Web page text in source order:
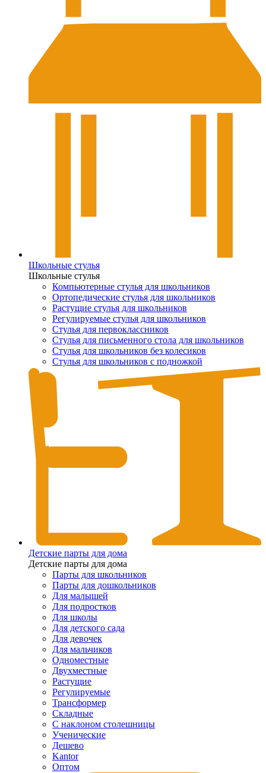
Школьные стулья
Школьные стулья
Компьютерные стулья для школьников
Ортопедические стулья для школьников
Растущие стулья для школьников
Регулируемые стулья для школьников
Стулья для первоклассников
Стулья для письменного стола для школьников
Стулья для школьников без колесиков
Стулья для школьников с подножкой
Детские парты для дома
Детские парты для дома
Парты для школьников
Парты для дошкольников
Для малышей
Для подростков
Для школы
Для детского сада
Для девочек
Для мальчиков
Одноместные
Двухместные
Растущие
Регулируемые
Трансформер
Складные
С наклоном столешницы
Ученические
Дешево
Kantor
Оптом